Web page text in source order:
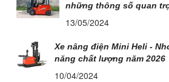
những thông số quan
13/05/2024
Xe nâng điện Mini Heli -
năng chất lượng năm 2026
10/04/2024